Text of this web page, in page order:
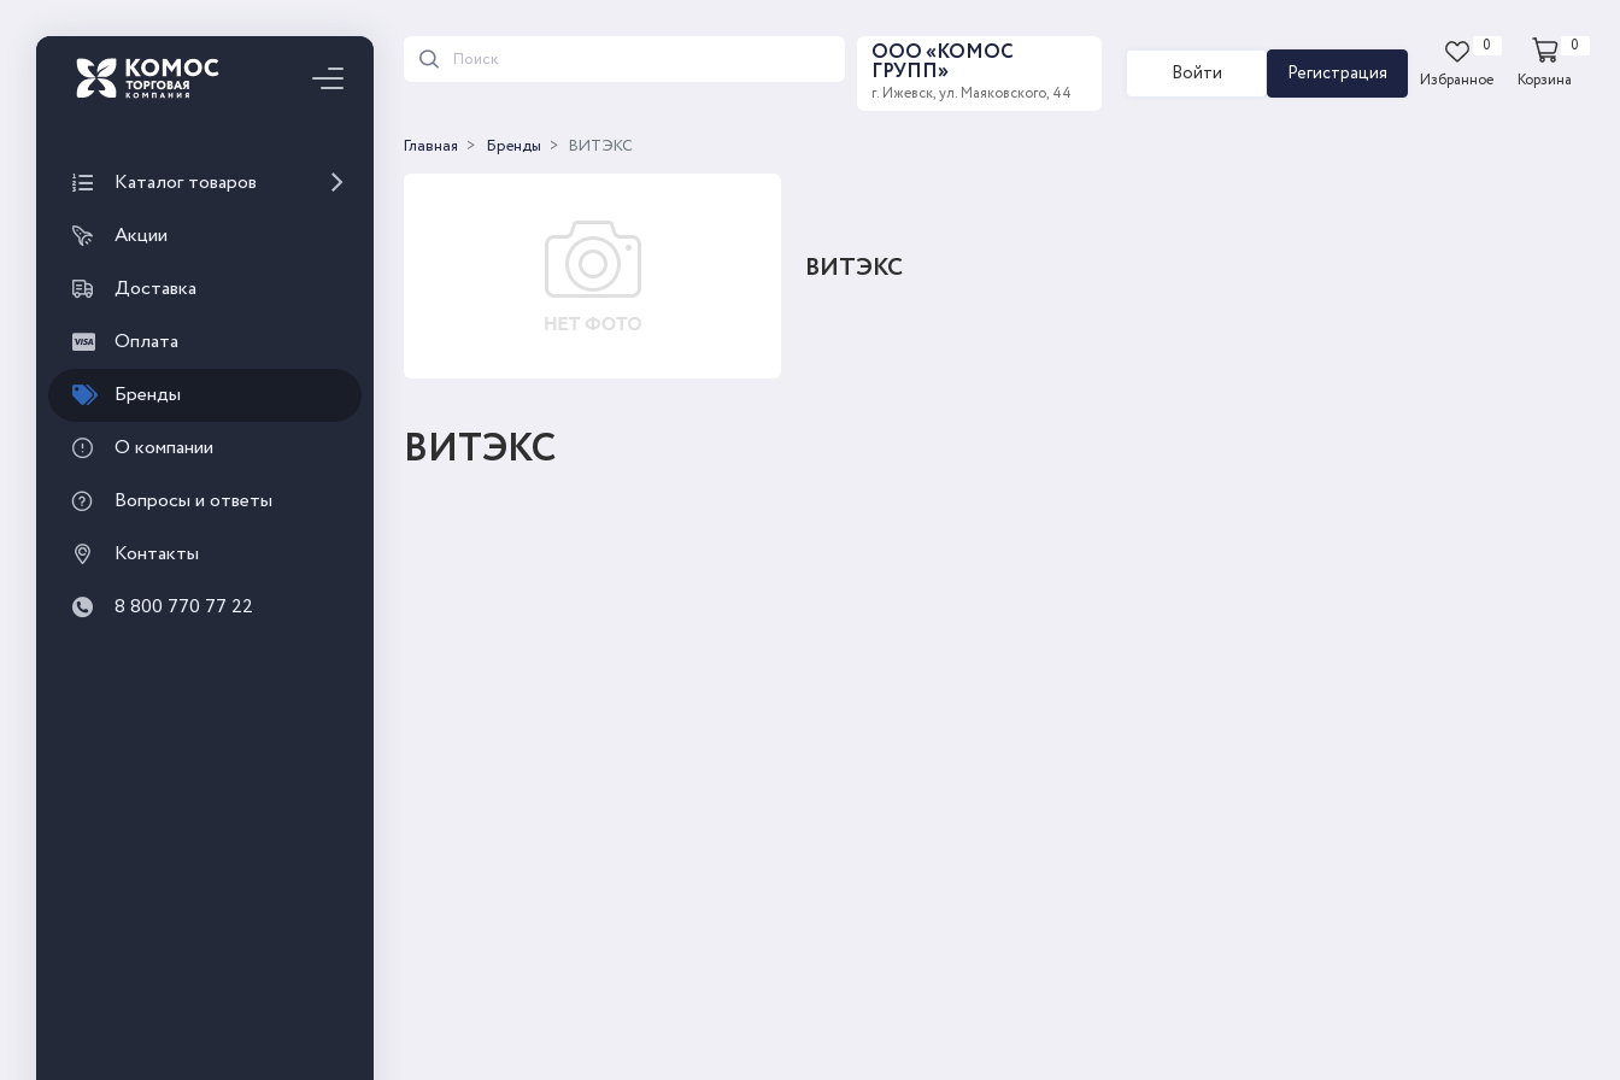
Каталог товаров
Акции
Доставка
Оплата
Бренды
О компании
Вопросы и ответы
Контакты
8 800 770 77 22
ООО «КОМОС
ГРУПП»
г. Ижевск, ул. Маяковского, 44
Войти Регистрация
0
Избранное
0
Корзина
Главная Бренды ВИТЭКС
ВИТЭКС
ВИТЭКС